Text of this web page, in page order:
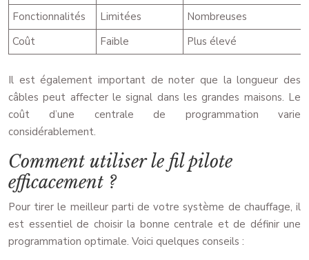
Fonctionnalités
Limitées
Nombreuses
Coût
Faible Plus élevé
Il est également important de noter que la longueur des
câbles peut affecter le signal dans les grandes maisons. Le
coût d’une centrale de programmation varie
considérablement.
Comment utiliser le fil pilote
efficacement ?
Pour tirer le meilleur parti de votre système de chauffage, il
est essentiel de choisir la bonne centrale et de définir une
programmation optimale. Voici quelques conseils :